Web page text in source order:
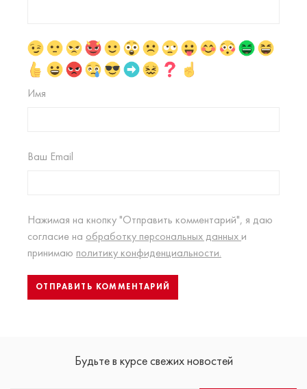
Имя
Ваш Email
Нажимая на кнопку "Отправить комментарий", я даю
согласие на обработку персональных данных и
принимаю политику конфиденциальности.
Будьте в курсе свежих новостей